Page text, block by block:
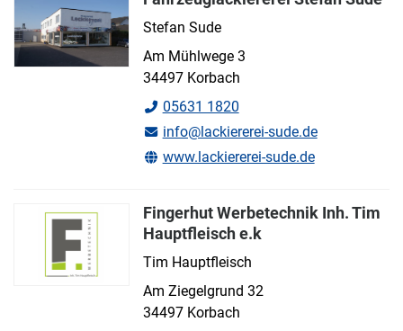
Stefan Sude
Am Mühlwege 3
34497 Korbach
05631 1820
info@lackiererei-sude.de
www.lackiererei-sude.de
Fingerhut Werbetechnik Inh. Tim
Hauptfleisch e.k
Tim Hauptfleisch
Am Ziegelgrund 32
34497 Korbach